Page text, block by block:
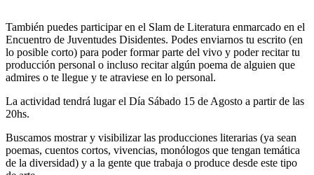
También puedes participar en el Slam de Literatura enmarcado en el
Encuentro de Juventudes Disidentes. Podes enviarnos tu escrito (en
lo posible corto) para poder formar parte del vivo y poder recitar tu
producción personal o incluso recitar algún poema de alguien que
admires o te llegue y te atraviese en lo personal.
La actividad tendrá lugar el Día Sábado 15 de Agosto a partir de las
20hs.
Buscamos mostrar y visibilizar las producciones literarias (ya sean
poemas, cuentos cortos, vivencias, monólogos que tengan temática
de la diversidad) y a la gente que trabaja o produce desde este tipo